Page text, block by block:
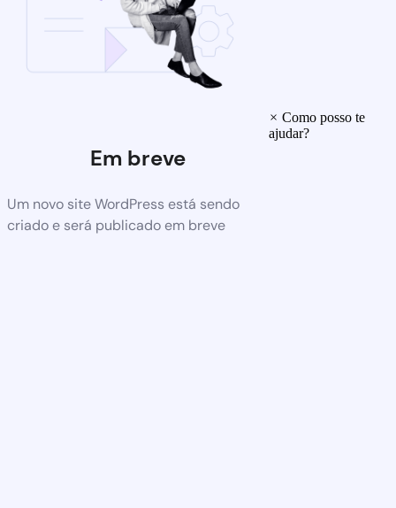
Em breve
Um novo site WordPress está sendo
criado e será publicado em breve
× Como posso te
ajudar?